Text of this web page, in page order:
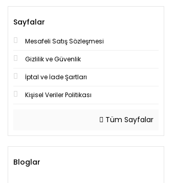
Sayfalar
Mesafeli Satış Sözleşmesi
Gizlilik ve Güvenlik
İptal ve İade Şartları
Kişisel Veriler Politikası
Tüm Sayfalar
Bloglar